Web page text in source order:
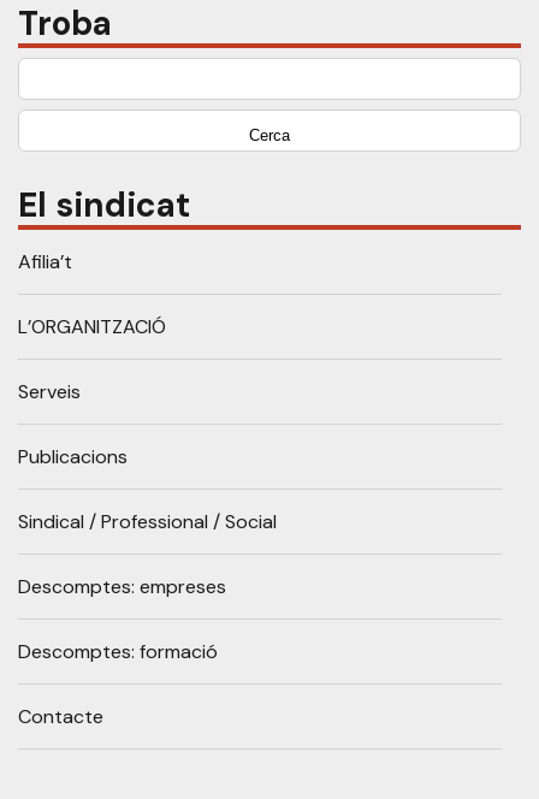
Troba
Cerca:
El sindicat
Afilia’t
L’ORGANITZACIÓ
Serveis
Publicacions
Sindical / Professional / Social
Descomptes: empreses
Descomptes: formació
Contacte